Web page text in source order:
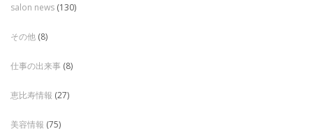
salon news (130)
その他 (8)
仕事の出来事 (8)
恵比寿情報 (27)
美容情報 (75)